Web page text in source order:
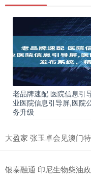
老品牌速配 医院信息引
业医院信息引导屏,医院
务升级
大盈家 张玉卓会见澳门
银泰融通 印尼生物柴油